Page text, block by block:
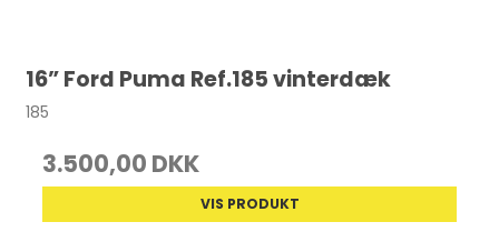
16” Ford Puma Ref.185 vinterdæk
185
3.500,00 DKK
VIS PRODUKT